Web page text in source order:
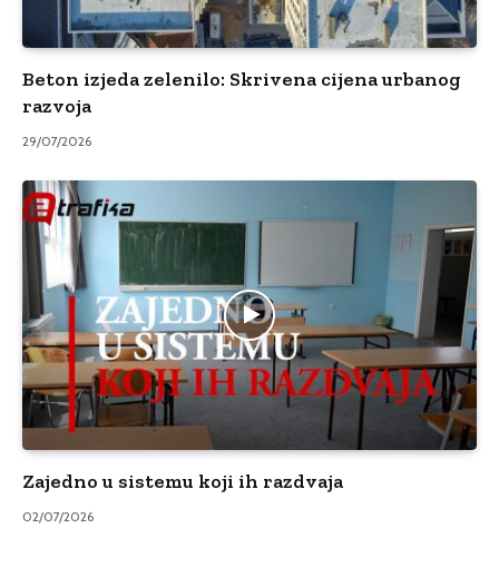
Beton izjeda zelenilo: Skrivena cijena urbanog
razvoja
29/07/2026
Zajedno u sistemu koji ih razdvaja
02/07/2026